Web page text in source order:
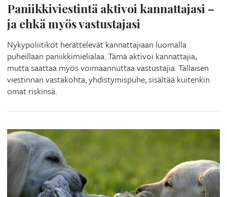
Paniikkiviestintä aktivoi kannattajasi –
ja ehkä myös vastustajasi
Nykypoliitikot herättelevät kannattajiaan luomalla
puheillaan paniikkimielialaa. Tämä aktivoi kannattajia,
mutta saattaa myös voimaannuttaa vastustajia. Tällaisen
viestinnan vastakohta, yhdistymispuhe, sisältää kuitenkin
omat riskinsä.